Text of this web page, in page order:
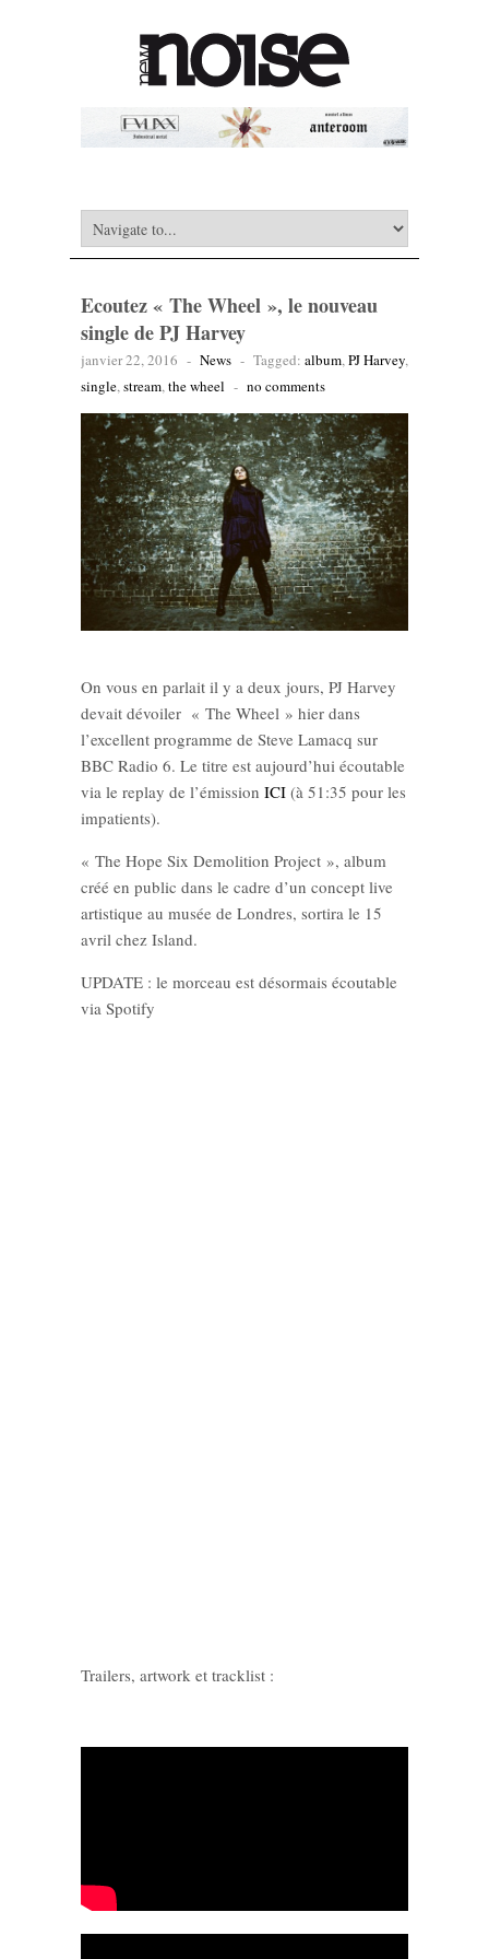
Ecoutez « The Wheel », le nouveau
single de PJ Harvey
janvier 22, 2016 - News - Tagged: album,PJ Harvey,
single,stream,the wheel - no comments
On vous en parlait il y a deux jours, PJ Harvey
devait dévoiler « The Wheel » hier dans
l’excellent programme de Steve Lamacq sur
BBC Radio 6. Le titre est aujourd’hui écoutable
via le replay de l’émission ICI (à 51:35 pour les
impatients).
« The Hope Six Demolition Project », album
créé en public dans le cadre d’un concept live
artistique au musée de Londres, sortira le 15
avril chez Island.
UPDATE : le morceau est désormais écoutable
via Spotify
Trailers, artwork et tracklist :